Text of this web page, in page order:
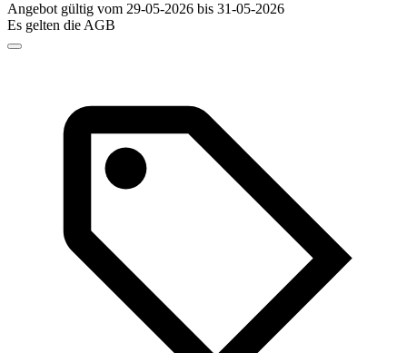
Angebot gültig vom 29-05-2026 bis 31-05-2026
Es gelten die AGB